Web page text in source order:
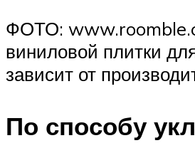
ФОТО:
виниловой плитки
зависит от
По способу